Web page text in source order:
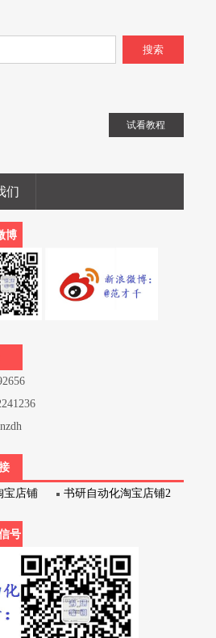
搜索
试看教程
们
博
宝店铺 书研自动化淘宝店铺2
号